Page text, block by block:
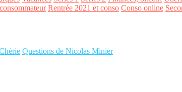
Rentrée 2021 et conso Conso online
Questions de Nicolas Minier